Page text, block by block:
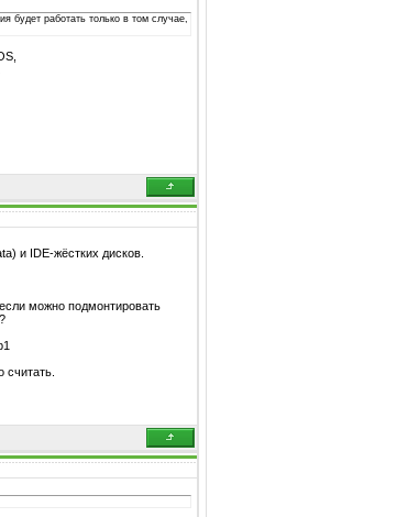
будет работать только в том случае,
и IDE-жёстких дисков.
можно подмонтировать